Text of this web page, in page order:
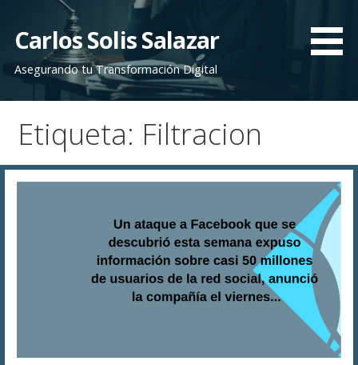
contenido
Carlos Solis Salazar
Asegurando tu Transformación Digital
Etiqueta: Filtracion